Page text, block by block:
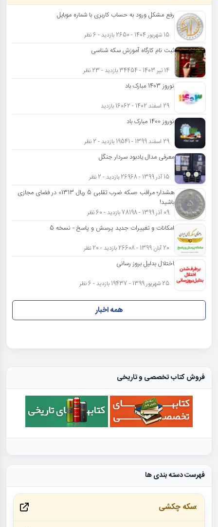
رفع مشکل ورود به حساب کاربری با شماره موبایل
15 شهریور 1404 - 2650 بازدید - 6 نظر
ثبت نام کارگاه آموزش سکه شناسی
14 تیر 1403 - 34454 بازدید - 23 نظر
نوروز 1403 مبارک باد
29 اسفند 1402 - 16062 بازدید
نوروز 1400 مبارک باد
29 اسفند 1399 - 19541 بازدید - 2 نظر
معرفی مدال یادبود سردار جنگل
15 آذر 1399 - 26968 بازدید - 2 نظر
هشدار؛ مراقب «سکه ضرب تقلبی 5 ریال 1313» در فضای مجازی
باشید!
09 آذر 1399 - 78198 بازدید - 60 نظر
امکانات و تغییرات جدید پرسش و پاسخ - نسخه 5
20 آبان 1399 - 26608 بازدید - 20 نظر
اختلال بدلیل بروز رسانی
25 شهریور 1399 - 19437 بازدید - 6 نظر
همه اخبار
فروش کتاب تخصصی و تاریخی
فهرست دسته بندی ها
سکه چکشی